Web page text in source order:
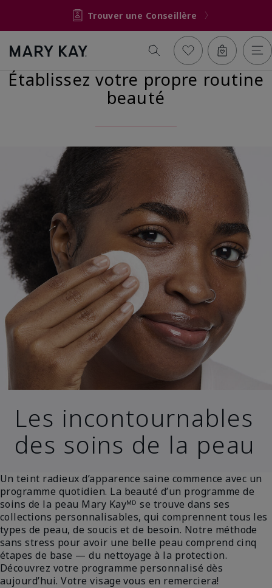
Trouver une Conseillère
Établissez votre propre routine
beauté
Les incontournables
des soins de la peau
Un teint radieux d’apparence saine commence avec un
programme quotidien. La beauté d’un programme de
soins de la peau Mary Kayᴹᴰ se trouve dans ses
collections personnalisables, qui comprennent tous les
types de peau, de soucis et de besoin. Notre méthode
sans stress pour avoir une belle peau comprend cinq
étapes de base — du nettoyage à la protection.
Découvrez votre programme personnalisé dès
aujourd’hui. Votre visage vous en remerciera!